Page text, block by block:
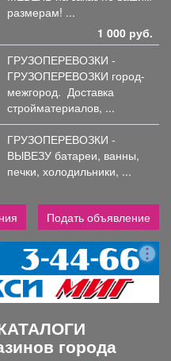
руб.
Композиция
«Милледи»
3800 руб.
размерам! ...
1 000 руб.
ГРУЗОПЕРЕВОЗКИ -
ГРУЗОПЕРЕВОЗКИ город-
межгород. Доставка
стройматериалов, ...
ГРУЗОПЕРЕВОЗКИ -
ВЫВЕЗУ батареи, ванны,
печки, холодильники, ...
Подать объявление
города